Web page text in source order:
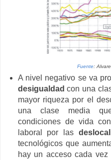
Fuente:
A nivel negativo se va
desigualdad con una
mayor riqueza por el
una clase media
condiciones de vida
laboral por las
tecnológicos que
hay un acceso cada